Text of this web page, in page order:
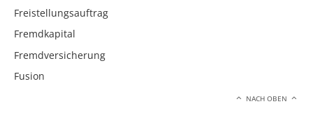
Freistellungsauftrag
Fremdkapital
Fremdversicherung
Fusion
NACH OBEN